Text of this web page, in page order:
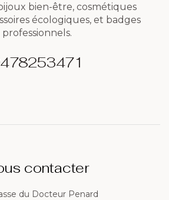
bien-être, cosmétiques
écologiques, et badges
professionnels.
contacter
du Docteur Penard